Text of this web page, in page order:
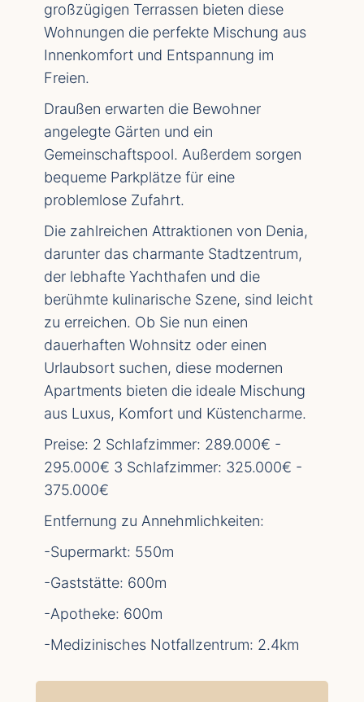
großzügigen Terrassen bieten diese
Wohnungen die perfekte Mischung aus
Innenkomfort und Entspannung im
Freien.
Draußen erwarten die Bewohner
angelegte Gärten und ein
Gemeinschaftspool. Außerdem sorgen
bequeme Parkplätze für eine
problemlose Zufahrt.
Die zahlreichen Attraktionen von Denia,
darunter das charmante Stadtzentrum,
der lebhafte Yachthafen und die
berühmte kulinarische Szene, sind leicht
zu erreichen. Ob Sie nun einen
dauerhaften Wohnsitz oder einen
Urlaubsort suchen, diese modernen
Apartments bieten die ideale Mischung
aus Luxus, Komfort und Küstencharme.
Preise: 2 Schlafzimmer: 289.000€ -
295.000€ 3 Schlafzimmer: 325.000€ -
375.000€
Entfernung zu Annehmlichkeiten:
-Supermarkt: 550m
-Gaststätte: 600m
-Apotheke: 600m
-Medizinisches Notfallzentrum: 2.4km